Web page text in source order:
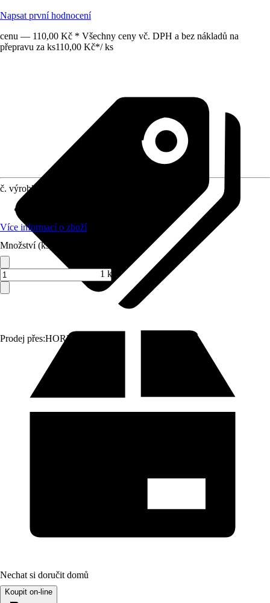
Napsat první hodnocení
cenu — 110,00 Kč * Všechny ceny vč. DPH a bez nákladů na
přepravu za ks110,00 Kč*/ ks
Prodej přes:HORNBACH
č. výrobku
Více informací o zboží
Množství (ks)
1 ks
Nechat si doručit domů
Koupit on-line